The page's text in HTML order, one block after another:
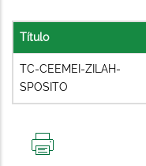
Título
TC-CEEMEI-ZILAH-
SPOSITO